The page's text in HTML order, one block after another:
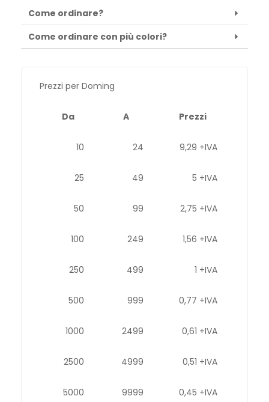
Come ordinare?
Come ordinare con più colori?
Prezzi per Doming
Da A Prezzi
10 24 9,29 +IVA
25 49 5 +IVA
50 99 2,75 +IVA
100 249 1,56 +IVA
250 499 1 +IVA
500 999 0,77 +IVA
1000 2499 0,61 +IVA
2500 4999 0,51 +IVA
5000 9999 0,45 +IVA